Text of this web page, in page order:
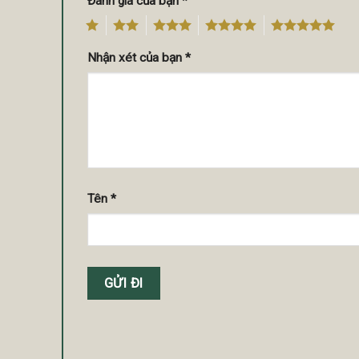
4 5
Nhận xét của bạn *
Tên *